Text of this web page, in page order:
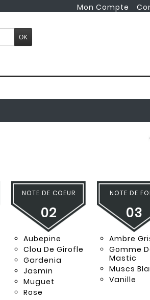
Mon Compte
NOTE DE COEUR
02
Aubepine
Clou De Girofle
Gardenia
Jasmin
Muguet
Rose
NOTE DE
03
Ambre
Gomme
Mastic
Muscs
Vanille